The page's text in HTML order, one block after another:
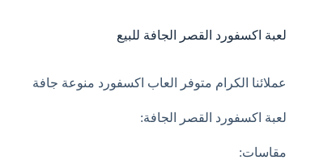
لعبة اكسفورد القصر الجافة للبيع
عملائنا الكرام متوفر العاب اكسفورد منوعة جافة
لعبة اكسفورد القصر الجافة:
مقاسات: